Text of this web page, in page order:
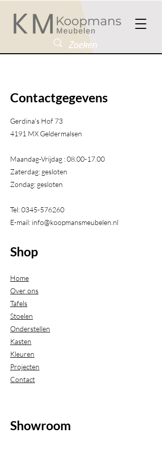
Contactgegevens
Gerdina's Hof 73
4191 MX Geldermalsen​
Maandag-Vrijdag :08.00-17.00
Zaterdag: gesloten
Zondag: gesloten
Tel:0345-576260
E-mail: info@koopmansmeubelen.nl
Shop
Home
Over ons
Tafels
Stoelen
Onderstellen
Kasten
Kleuren
Projecten
Contact
Showroom